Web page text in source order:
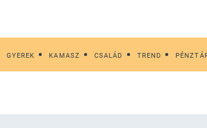
GYEREK KAMASZ CSALÁD TREND